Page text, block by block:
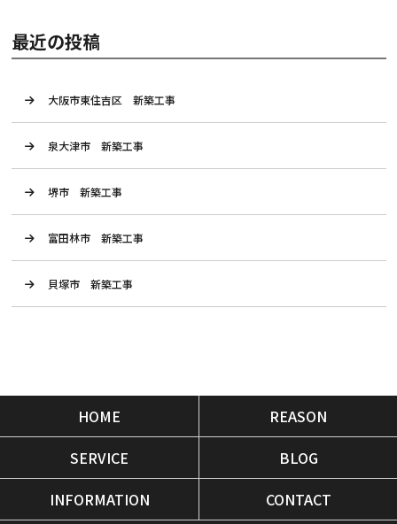
最近の投稿
大阪市東住吉区 新築工事
泉大津市 新築工事
堺市 新築工事
富田林市 新築工事
貝塚市 新築工事
HOME
REASON
SERVICE
BLOG
INFORMATION
CONTACT